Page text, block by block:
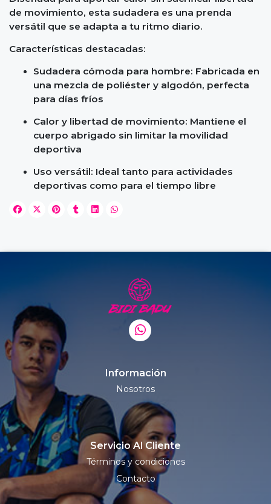
de movimiento, esta sudadera es una prenda
versátil que se adapta a tu ritmo diario.
Características destacadas:
Sudadera cómoda para hombre: Fabricada en
una mezcla de poliéster y algodón, perfecta
para días fríos
Calor y libertad de movimiento: Mantiene el
cuerpo abrigado sin limitar la movilidad
deportiva
Uso versátil: Ideal tanto para actividades
deportivas como para el tiempo libre
Información
Nosotros
Servicio Al Cliente
Términos y condiciones
Contacto